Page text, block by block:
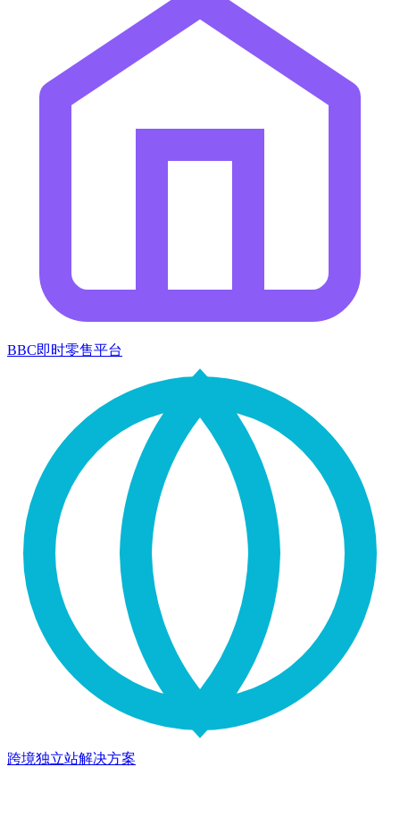
BBC即时零售平台
跨境独立站解决方案